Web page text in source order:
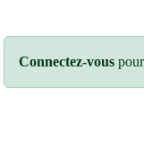
Connectez-vous